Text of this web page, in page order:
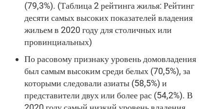
(79,3%). (Таблица 2 рейтинга жилья: Рейтинг
десяти самых высоких показателей владения
жильем в 2020 году для столичных или
провинциальных)
По расовому признаку уровень домовладения
был самым высоким среди белых (70,5%), за
которыми следовали азиаты (58,5%) и
представители двух или более рас (54,2%). В